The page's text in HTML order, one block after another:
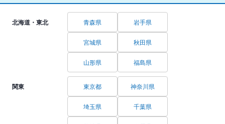
北海道・東北 青森県 岩手県
宮城県 秋田県
山形県 福島県
関東 東京都 神奈川県
埼玉県 千葉県